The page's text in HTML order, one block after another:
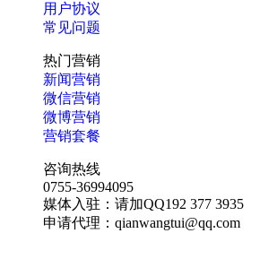
用户协议
常见问题
热门营销
新闻营销
微信营销
微博营销
营销套餐
咨询热线
0755-36994095
媒体入驻：请加QQ192 377 3935
申请代理：qianwangtui@qq.com